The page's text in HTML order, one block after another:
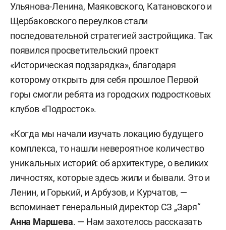
Ульянова-Ленина, Маяковского, Катановского и
Щербаковского переулков стали
последовательной стратегией застройщика. Так
появился просветительский проект
«Историческая подзарядка», благодаря
которому открыть для себя прошлое Первой
горы смогли ребята из городских подростковых
клубов «Подросток».
«Когда мы начали изучать локацию будущего
комплекса, то нашли невероятное количество
уникальных историй: об архитектуре, о великих
личностях, которые здесь жили и бывали. Это и
Ленин, и Горький, и Арбузов, и Курчатов, —
вспоминает генеральный директор СЗ „Заря“
Анна Маршева. — Нам захотелось рассказать